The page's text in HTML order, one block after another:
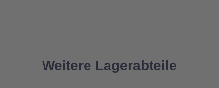
Weitere Lagerabteile